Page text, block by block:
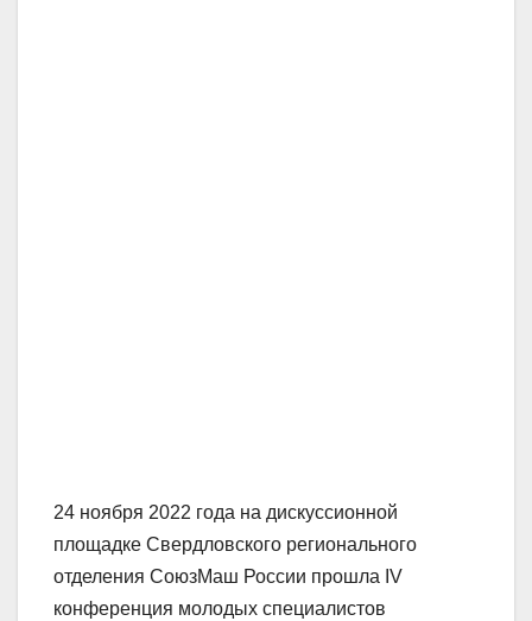
24 ноября 2022 года на дискуссионной
площадке Свердловского регионального
отделения СоюзМаш России прошла IV
конференция молодых специалистов